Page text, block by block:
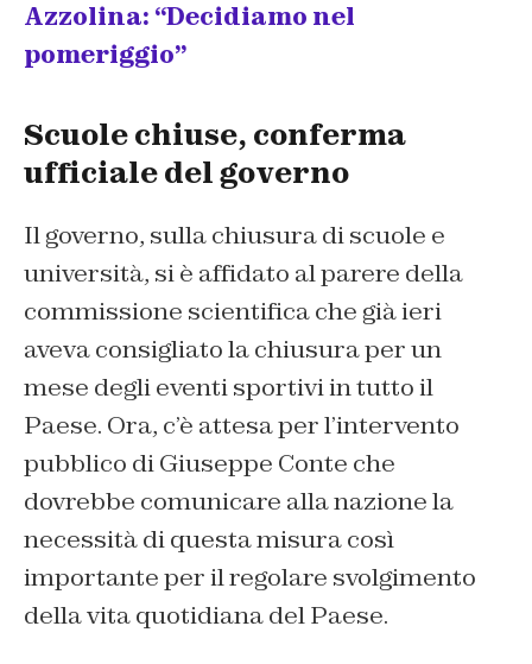
Azzolina: “Decidiamo nel
pomeriggio”
Scuole chiuse, conferma
ufficiale del governo
Il governo, sulla chiusura di scuole e
università, si è affidato al parere della
commissione scientifica che già ieri
aveva consigliato la chiusura per un
mese degli eventi sportivi in tutto il
Paese. Ora, c’è attesa per l’intervento
pubblico di Giuseppe Conte che
dovrebbe comunicare alla nazione la
necessità di questa misura così
importante per il regolare svolgimento
della vita quotidiana del Paese.